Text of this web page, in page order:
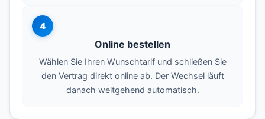
4
Online bestellen
Wählen Sie Ihren Wunschtarif und schließen Sie
den Vertrag direkt online ab. Der Wechsel läuft
danach weitgehend automatisch.